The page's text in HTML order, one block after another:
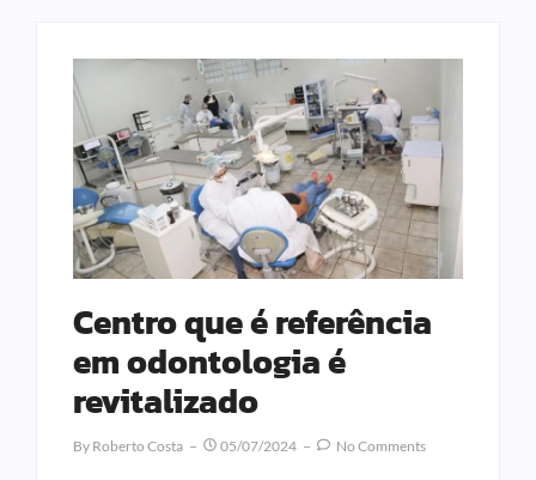
Centro que é referência
em odontologia é
revitalizado
By Roberto Costa 05/07/2024 No Comments